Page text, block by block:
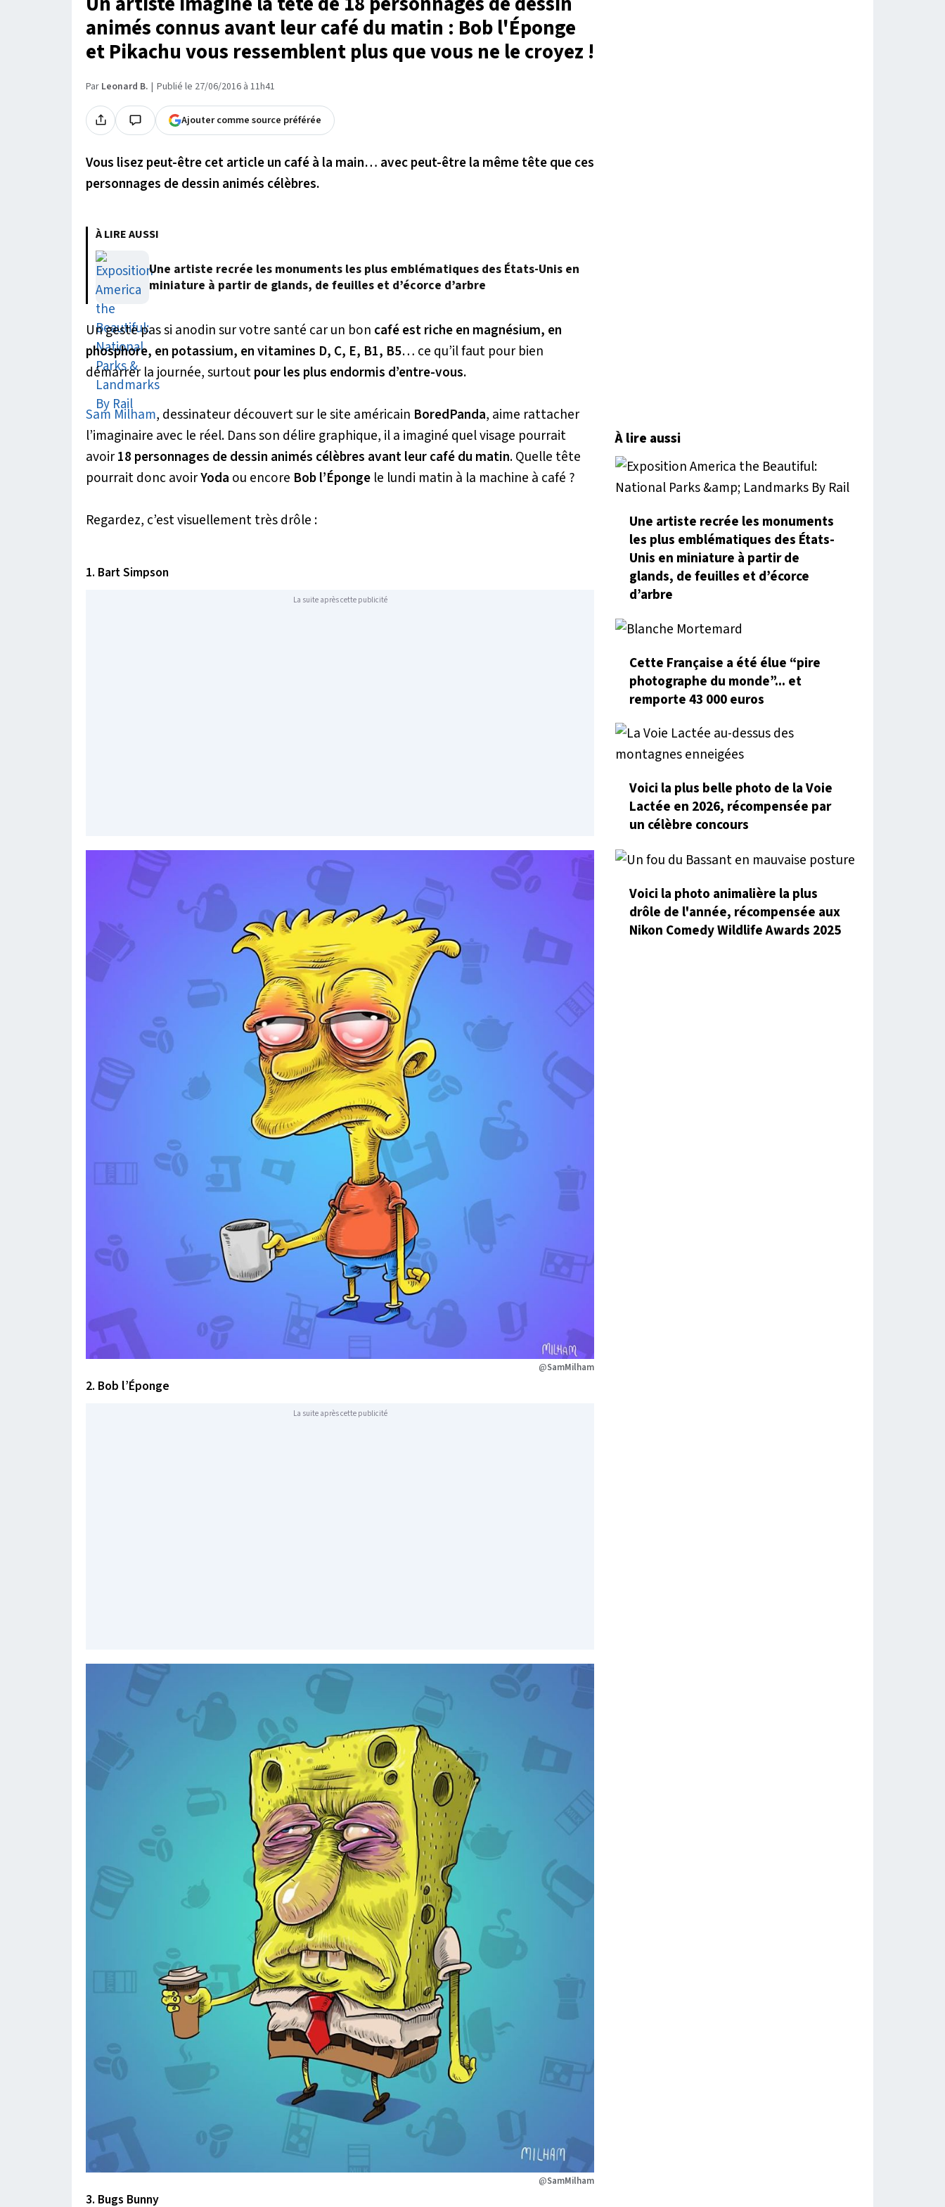
animés connus avant leur café du matin : Bob l'Éponge
et Pikachu vous ressemblent plus que vous ne le croyez !
Par Leonard B. Publié le 27/06/2016 à 11h41
Ajouter comme source préférée
Vous lisez peut-être cet article un café à la main… avec peut-être la même tête que ces
personnages de dessin animés célèbres.
À LIRE AUSSI
Une artiste recrée les monuments les plus emblématiques des États-Unis en
miniature à partir de glands, de feuilles et d’écorce d’arbre
Un geste pas si anodin sur votre santé car un bon café est riche en magnésium, en
phosphore, en potassium, en vitamines D, C, E, B1, B5… ce qu’il faut pour bien
démarrer la journée, surtoutpour les plus endormis d’entre-vous.
Sam Milham, dessinateur découvert sur le site américain BoredPanda, aime rattacher
l’imaginaire avec le réel. Dans son délire graphique, il a imaginé quel visage pourrait
avoir18 personnages de dessin animés célèbres avant leur café du matin. Quelle tête
pourrait donc avoirYoda ou encore Bob l’Éponge le lundi matin à la machine à café ?
Regardez, c’est visuellement très drôle :
1. Bart Simpson
La suite après cette publicité
@SamMilham
2. Bob l’Éponge
La suite après cette publicité
@SamMilham
3. Bugs Bunny
À lire aussi
Une artiste recrée les monuments
les plus emblématiques des États-
Unis en miniature à partir de
glands, de feuilles et d’écorce
d’arbre
Cette Française a été élue “pire
photographe du monde”... et
remporte 43 000 euros
Voici la plus belle photo de la Voie
Lactée en 2026, récompensée par
un célèbre concours
Voici la photo animalière la plus
drôle de l'année, récompensée aux
Nikon Comedy Wildlife Awards 2025